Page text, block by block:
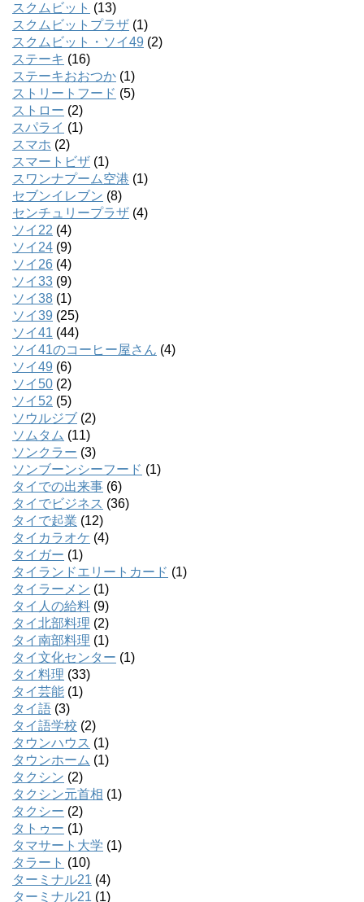
スクムビット (13)
スクムビットプラザ (1)
スクムビット・ソイ49 (2)
ステーキ (16)
ステーキおおつか (1)
ストリートフード (5)
ストロー (2)
スパライ (1)
スマホ (2)
スマートビザ (1)
スワンナプーム空港 (1)
セブンイレブン (8)
センチュリープラザ (4)
ソイ22 (4)
ソイ24 (9)
ソイ26 (4)
ソイ33 (9)
ソイ38 (1)
ソイ39 (25)
ソイ41 (44)
ソイ41のコーヒー屋さん (4)
ソイ49 (6)
ソイ50 (2)
ソイ52 (5)
ソウルジブ (2)
ソムタム (11)
ソンクラー (3)
ソンブーンシーフード (1)
タイでの出来事 (6)
タイでビジネス (36)
タイで起業 (12)
タイカラオケ (4)
タイガー (1)
タイランドエリートカード (1)
タイラーメン (1)
タイ人の給料 (9)
タイ北部料理 (2)
タイ南部料理 (1)
タイ文化センター (1)
タイ料理 (33)
タイ芸能 (1)
タイ語 (3)
タイ語学校 (2)
タウンハウス (1)
タウンホーム (1)
タクシン (2)
タクシン元首相 (1)
タクシー (2)
タトゥー (1)
タマサート大学 (1)
タラート (10)
ターミナル21 (4)
ターミナル21 (1)